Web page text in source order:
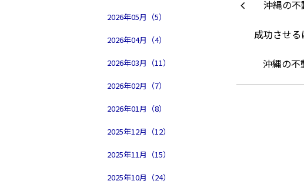
2026年05月（5）
2026年04月（4）
2026年03月（11）
2026年02月（7）
2026年01月（8）
2025年12月（12）
2025年11月（15）
2025年10月（24）
沖縄の